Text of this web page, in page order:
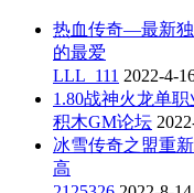
热血传奇—最新独
的最爱
LLL_111 2022-4-
1.80战神火龙单
积木GM论坛
冰雪传奇之盟重
高